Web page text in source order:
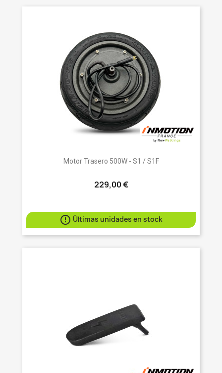
Motor Trasero 500W - S1 / S1F
229,00 €
 Últimas unidades en stock